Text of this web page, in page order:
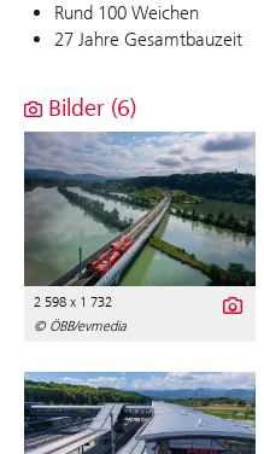
Rund 100 Weichen
27 Jahre Gesamtbauzeit
Bilder (6)
2 598 x 1 732
© ÖBB/evmedia